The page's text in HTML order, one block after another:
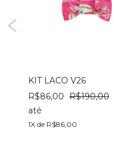
KIT LACO V26
R$86,00 R$190,00
até
1X de R$86,00